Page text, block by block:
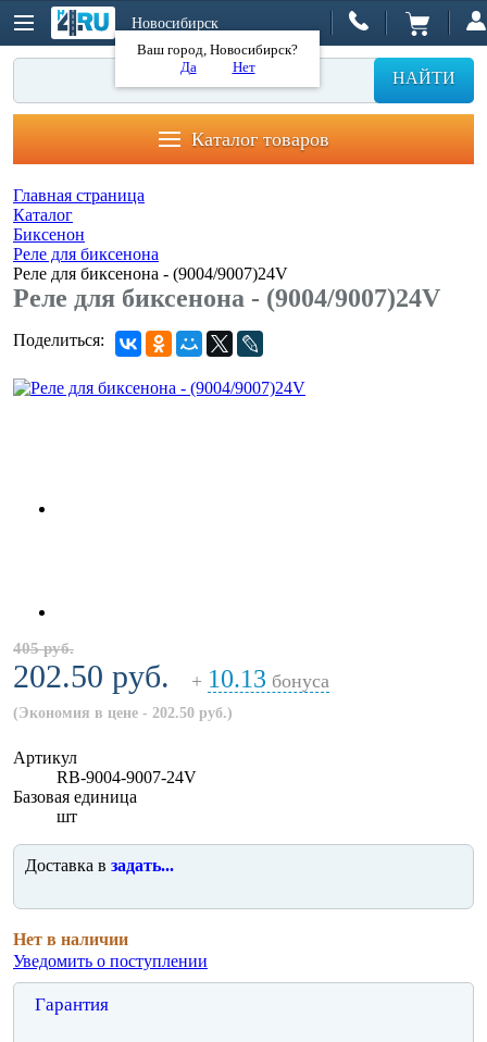
Новосибирск
Ваш город, Новосибирск?
Да
Нет
НАЙТИ
Каталог товаров
Главная страница
Каталог
Биксенон
Реле для биксенона
Реле для биксенона - (9004/9007)24V
Реле для биксенона - (9004/9007)24V
Поделиться:
405 руб.
202.50 руб. + 10.13 бонуса
(Экономия в цене - 202.50 руб.)
Артикул
RB-9004-9007-24V
Базовая единица
шт
Доставка в задать...
Нет в наличии
Уведомить о поступлении
Гарантия